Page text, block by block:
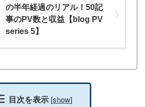
の半年経過のリアル！50記
事のPV数と収益【blog PV
series 5】
目次を表示 [show]